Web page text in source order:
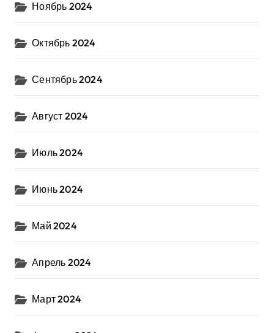
Ноябрь 2024
Октябрь 2024
Сентябрь 2024
Август 2024
Июль 2024
Июнь 2024
Май 2024
Апрель 2024
Март 2024